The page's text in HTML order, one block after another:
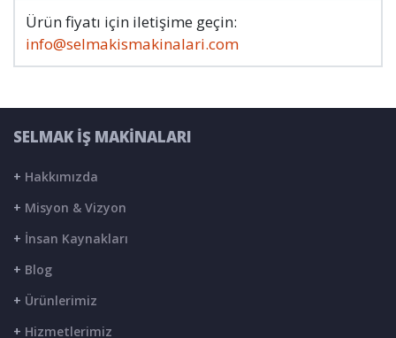
Ürün fiyatı için iletişime geçin:
info@selmakismakinalari.com
SELMAK İŞ MAKİNALARI
+ Hakkımızda
+ Misyon & Vizyon
+ İnsan Kaynakları
+ Blog
+ Ürünlerimiz
+ Hizmetlerimiz